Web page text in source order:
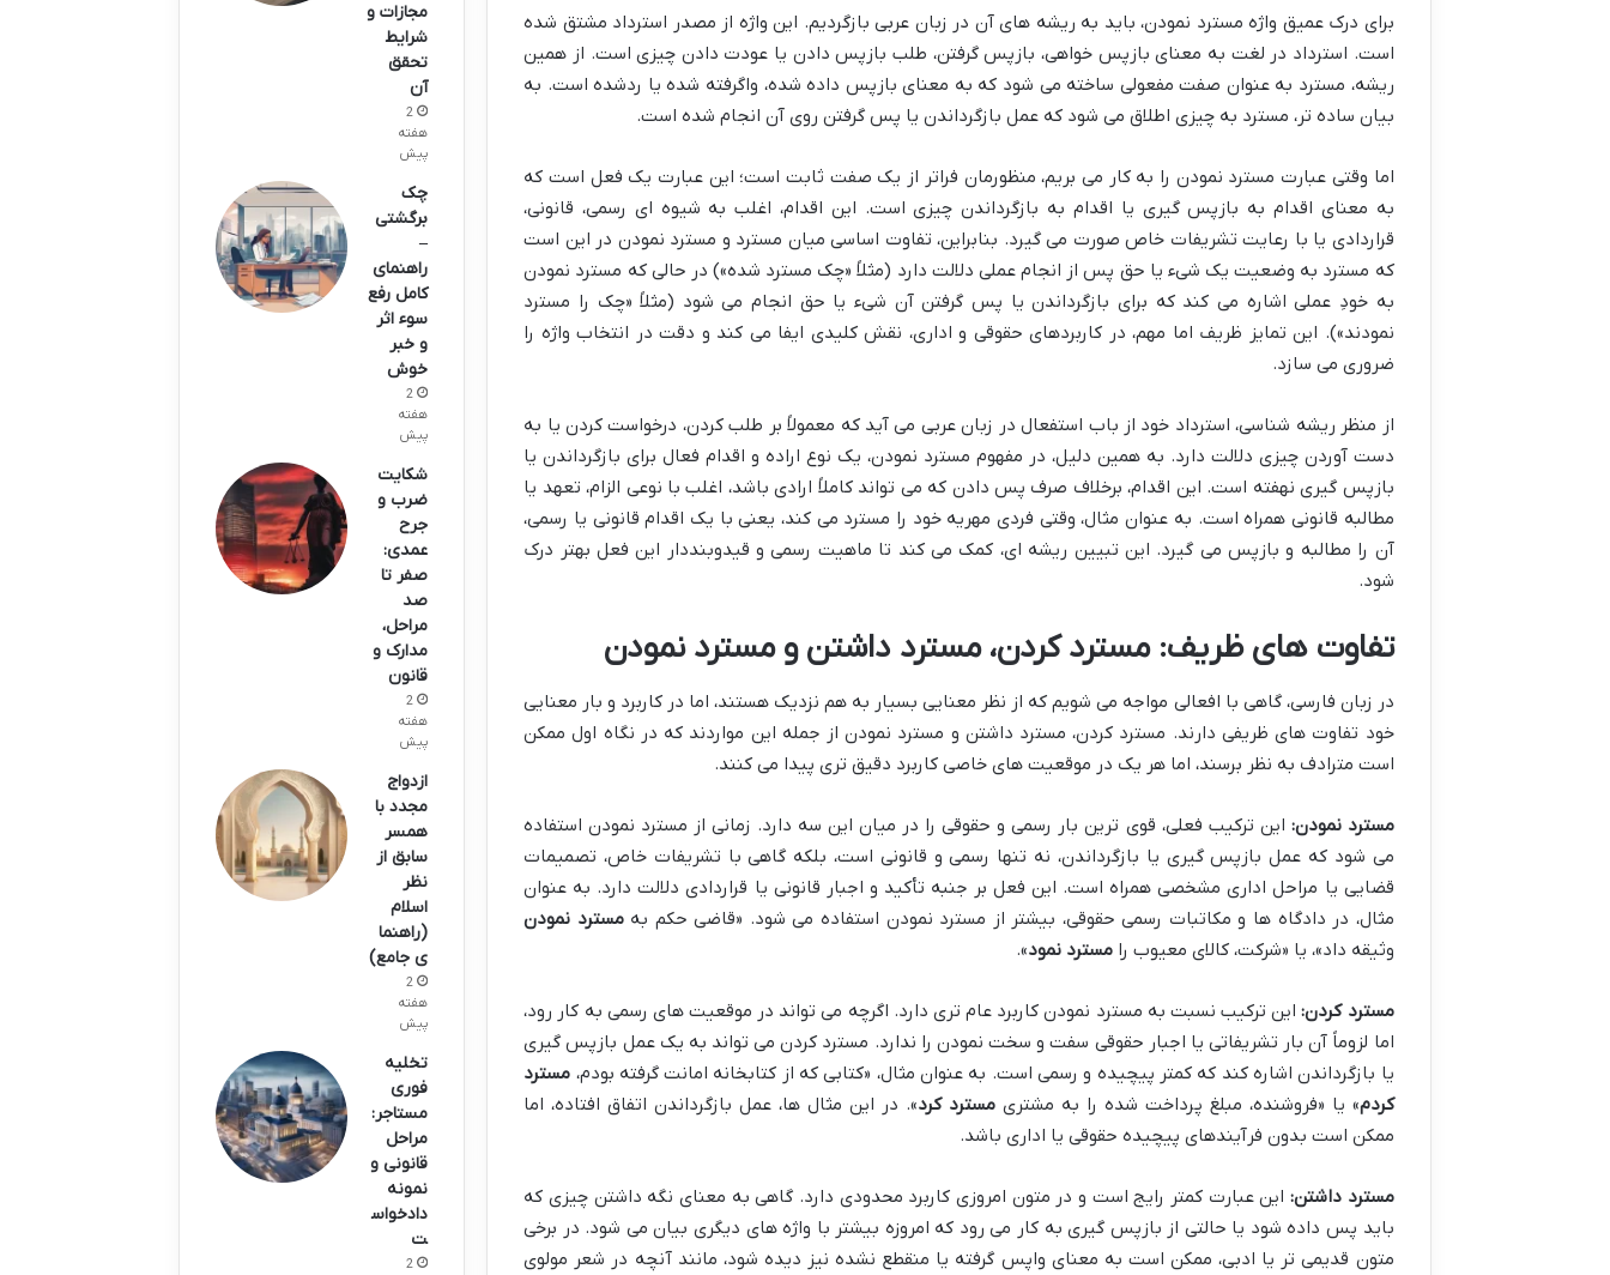
برای درک عمیق واژه مسترد نمودن، باید به ریشه های آن در زبان عربی بازگردیم. این واژه از مصدر استرداد مشتق شده
است. استرداد در لغت به معنای بازپس خواهی، بازپس گرفتن، طلب بازپس دادن یا عودت دادن چیزی است. از همین
ریشه، مسترد به عنوان صفت مفعولی ساخته می شود که به معنای بازپس داده شده، واگرفته شده یا ردشده است. به
بیان ساده تر، مسترد به چیزی اطلاق می شود که عمل بازگرداندن یا پس گرفتن روی آن انجام شده است.
اما وقتی عبارت مسترد نمودن را به کار می بریم، منظورمان فراتر از یک صفت ثابت است؛ این عبارت یک فعل است که
به معنای اقدام به بازپس گیری یا اقدام به بازگرداندن چیزی است. این اقدام، اغلب به شیوه ای رسمی، قانونی،
قراردادی یا با رعایت تشریفات خاص صورت می گیرد. بنابراین، تفاوت اساسی میان مسترد و مسترد نمودن در این است
که مسترد به وضعیت یک شیء یا حق پس از انجام عملی دلالت دارد (مثلاً «چک مسترد شده») در حالی که مسترد نمودن
به خودِ عملی اشاره می کند که برای بازگرداندن یا پس گرفتن آن شیء یا حق انجام می شود (مثلاً «چک را مسترد
نمودند»). این تمایز ظریف اما مهم، در کاربردهای حقوقی و اداری، نقش کلیدی ایفا می کند و دقت در انتخاب واژه را
ضروری می سازد.
از منظر ریشه شناسی، استرداد خود از باب استفعال در زبان عربی می آید که معمولاً بر طلب کردن، درخواست کردن یا به
دست آوردن چیزی دلالت دارد. به همین دلیل، در مفهوم مسترد نمودن، یک نوع اراده و اقدام فعال برای بازگرداندن یا
بازپس گیری نهفته است. این اقدام، برخلاف صرف پس دادن که می تواند کاملاً ارادی باشد، اغلب با نوعی الزام، تعهد یا
مطالبه قانونی همراه است. به عنوان مثال، وقتی فردی مهریه خود را مسترد می کند، یعنی با یک اقدام قانونی یا رسمی،
آن را مطالبه و بازپس می گیرد. این تبیین ریشه ای، کمک می کند تا ماهیت رسمی و قیدوبنددار این فعل بهتر درک
شود.
تفاوت های ظریف:مسترد کردن،مسترد داشتن ومسترد نمودن
در زبان فارسی، گاهی با افعالی مواجه می شویم که از نظر معنایی بسیار به هم نزدیک هستند، اما در کاربرد و بار معنایی
خود تفاوت های ظریفی دارند. مسترد کردن، مسترد داشتن و مسترد نمودن از جمله این مواردند که در نگاه اول ممکن
است مترادف به نظر برسند، اما هر یک در موقعیت های خاصی کاربرد دقیق تری پیدا می کنند.
مسترد نمودن: این ترکیب فعلی، قوی ترین بار رسمی و حقوقی را در میان این سه دارد. زمانی از مسترد نمودن استفاده
می شود که عمل بازپس گیری یا بازگرداندن، نه تنها رسمی و قانونی است، بلکه گاهی با تشریفات خاص، تصمیمات
قضایی یا مراحل اداری مشخصی همراه است. این فعل بر جنبه تأکید و اجبار قانونی یا قراردادی دلالت دارد. به عنوان
مثال، در دادگاه ها و مکاتبات رسمی حقوقی، بیشتر از مسترد نمودن استفاده می شود. «قاضی حکم بهمسترد نمودن
وثیقه داد»، یا «شرکت، کالای معیوب رامسترد نمود».
مسترد کردن:این ترکیب نسبت به مسترد نمودن کاربرد عام تری دارد. اگرچه می تواند در موقعیت های رسمی به کار رود،
اما لزوماً آن بار تشریفاتی یا اجبار حقوقی سفت و سخت نمودن را ندارد. مسترد کردن می تواند به یک عمل بازپس گیری
یا بازگرداندن اشاره کند که کمتر پیچیده و رسمی است. به عنوان مثال، «کتابی که از کتابخانه امانت گرفته بودم، مسترد
کردم» یا «فروشنده، مبلغ پرداخت شده را به مشتریمسترد کرد». در این مثال ها، عمل بازگرداندن اتفاق افتاده، اما
ممکن است بدون فرآیندهای پیچیده حقوقی یا اداری باشد.
مسترد داشتن: این عبارت کمتر رایج است و در متون امروزی کاربرد محدودی دارد. گاهی به معنای نگه داشتن چیزی که
باید پس داده شود یا حالتی از بازپس گیری به کار می رود که امروزه بیشتر با واژه های دیگری بیان می شود. در برخی
متون قدیمی تر یا ادبی، ممکن است به معنای واپس گرفته یا منقطع نشده نیز دیده شود، مانند آنچه در شعر مولوی
مجازات و
شرایط
تحقق
آن
2
هفته
پیش
چک
برگشتی
–
راهنمای
کامل رفع
سوء اثر
و خبر
خوش
2
هفته
پیش
شکایت
ضرب و
جرح
عمدی:
صفر تا
صد
مراحل،
مدارک و
قانون
2
هفته
پیش
ازدواج
مجدد با
همسر
سابق از
نظر
اسلام
(راهنما
ی جامع)
2
هفته
پیش
تخلیه
فوری
مستاجر:
مراحل
قانونی و
نمونه
دادخواس
ت
2